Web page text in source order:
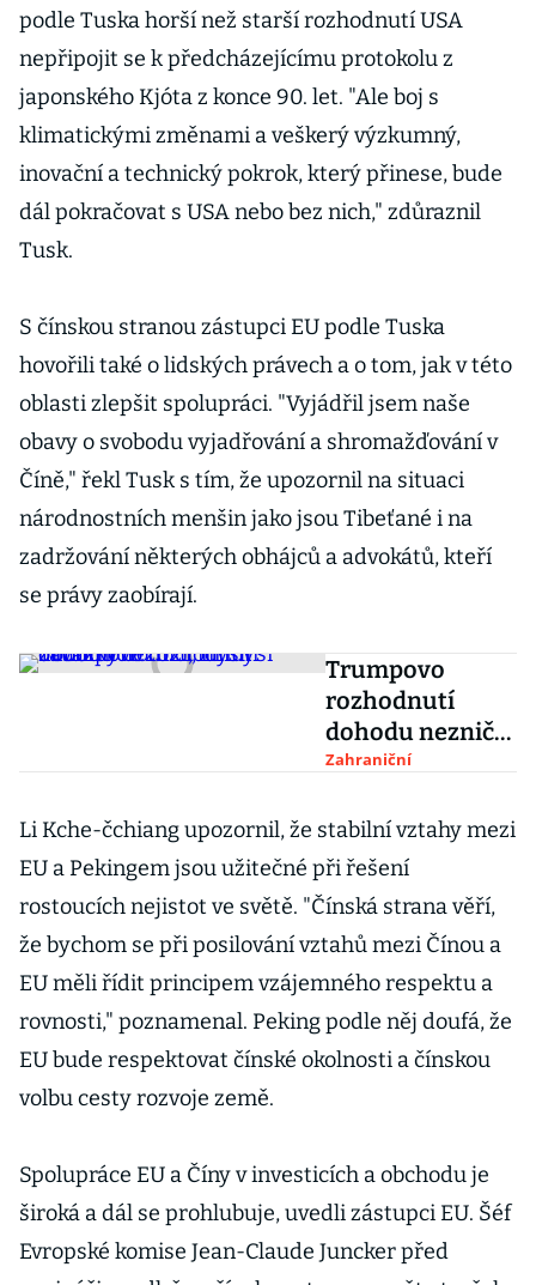
podle Tuska horší než starší rozhodnutí USA
nepřipojit se k předcházejícímu protokolu z
japonského Kjóta z konce 90. let. "Ale boj s
klimatickými změnami a veškerý výzkumný,
inovační a technický pokrok, který přinese, bude
dál pokračovat s USA nebo bez nich," zdůraznil
Tusk.
S čínskou stranou zástupci EU podle Tuska
hovořili také o lidských právech a o tom, jak v této
oblasti zlepšit spolupráci. "Vyjádřil jsem naše
obavy o svobodu vyjadřování a shromažďování v
Číně," řekl Tusk s tím, že upozornil na situaci
národnostních menšin jako jsou Tibeťané i na
zadržování některých obhájců a advokátů, kteří
se právy zaobírají.
Trumpovo
rozhodnutí
dohodu nezničí,
firmy závazky
odborníci
Zahraniční
Li Kche-čchiang upozornil, že stabilní vztahy mezi
EU a Pekingem jsou užitečné při řešení
rostoucích nejistot ve světě. "Čínská strana věří,
že bychom se při posilování vztahů mezi Čínou a
EU měli řídit principem vzájemného respektu a
rovnosti," poznamenal. Peking podle něj doufá, že
EU bude respektovat čínské okolnosti a čínskou
volbu cesty rozvoje země.
Spolupráce EU a Číny v investicích a obchodu je
široká a dál se prohlubuje, uvedli zástupci EU. Šéf
Evropské komise Jean-Claude Juncker před